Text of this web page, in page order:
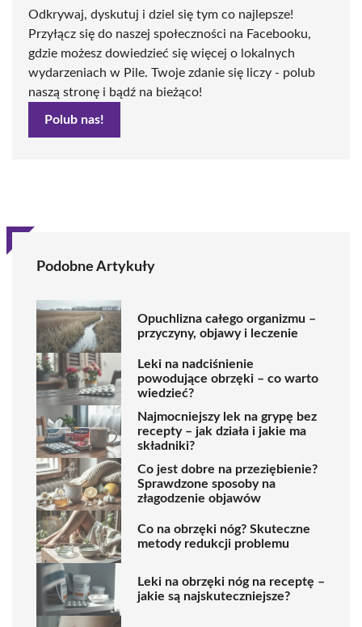
Odkrywaj, dyskutuj i dziel się tym co najlepsze!
Przyłącz się do naszej społeczności na Facebooku,
gdzie możesz dowiedzieć się więcej o lokalnych
wydarzeniach w Pile. Twoje zdanie się liczy - polub
naszą stronę i bądź na bieżąco!
Polub nas!
Podobne Artykuły
Opuchlizna całego organizmu –
przyczyny, objawy i leczenie
Leki na nadciśnienie
powodujące obrzęki – co warto
wiedzieć?
Najmocniejszy lek na grypę bez
recepty – jak działa i jakie ma
składniki?
Co jest dobre na przeziębienie?
Sprawdzone sposoby na
złagodzenie objawów
Co na obrzęki nóg? Skuteczne
metody redukcji problemu
Leki na obrzęki nóg na receptę –
jakie są najskuteczniejsze?